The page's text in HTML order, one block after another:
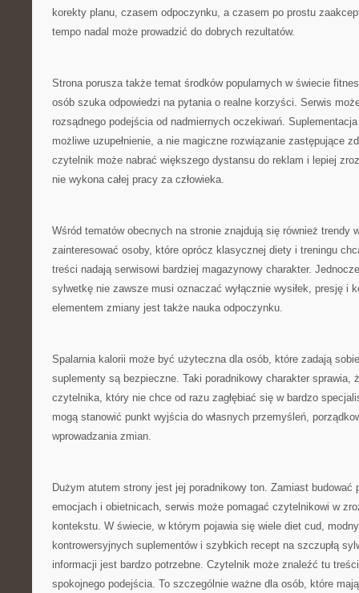
korekty planu, czasem odpoczynku, a czasem po prostu
tempo nadal może prowadzić do dobrych rezultatów.
Strona porusza także temat środków popularnych w świecie
osób szuka odpowiedzi na pytania o realne korzyści. Serwis
rozsądnego podejścia od nadmiernych oczekiwań.
możliwe uzupełnienie, a nie magiczne rozwiązanie zastępujące
czytelnik może nabrać większego dystansu do reklam i lepiej
nie wykona całej pracy za człowieka.
Wśród tematów obecnych na stronie znajdują się również trendy
zainteresować osoby, które oprócz klasycznej diety i treningu
treści nadają serwisowi bardziej magazynowy charakter.
sylwetkę nie zawsze musi oznaczać wyłącznie wysiłek, presję i
elementem zmiany jest także nauka odpoczynku.
Spalarnia kalorii może być użyteczna dla osób, które zadają
suplementy są bezpieczne. Taki poradnikowy charakter sprawia,
czytelnika, który nie chce od razu zagłębiać się w bardzo
mogą stanowić punkt wyjścia do własnych przemyśleń,
wprowadzania zmian.
Dużym atutem strony jest jej poradnikowy ton. Zamiast budować
emocjach i obietnicach, serwis może pomagać czytelnikowi w
kontekstu. W świecie, w którym pojawia się wiele diet cud,
kontrowersyjnych suplementów i szybkich recept na szczupłą
informacji jest bardzo potrzebne. Czytelnik może znaleźć tu
spokojnego podejścia. To szczególnie ważne dla osób, które